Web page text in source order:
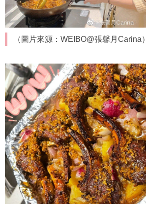
（圖片來源：WEIBO@張馨月Carina）